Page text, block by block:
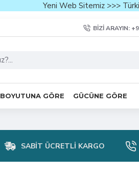
Yeni Web Sitemiz >>>
BIZI ARAYIN:
BOYUTUNA GÖRE GÜCÜNE GÖRE
SABIT ÜCRETLI KARGO